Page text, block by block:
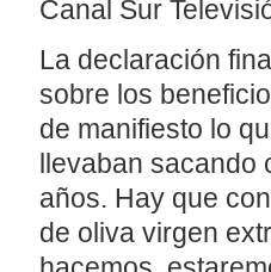
Canal Sur
La declaración
sobre los
de manifiesto lo
llevaban
años. Hay que
de oliva virgen